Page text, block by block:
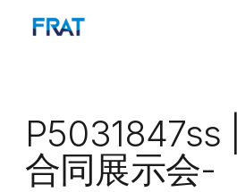
P5031847ss
合同展示会-